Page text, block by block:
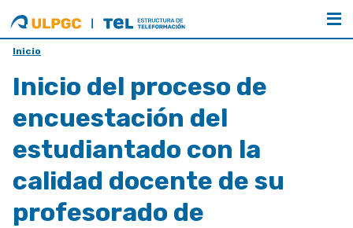
ULPGC
Estructura
de
Inicio
Inicio del proceso de
encuestación del
estudiantado con la
calidad docente de su
profesorado de